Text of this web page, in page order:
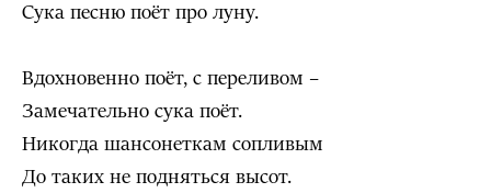
Сука песню поёт про луну.
Вдохновенно поёт, с переливом –
Замечательно сука поёт.
Никогда шансонеткам сопливым
До таких не подняться высот.